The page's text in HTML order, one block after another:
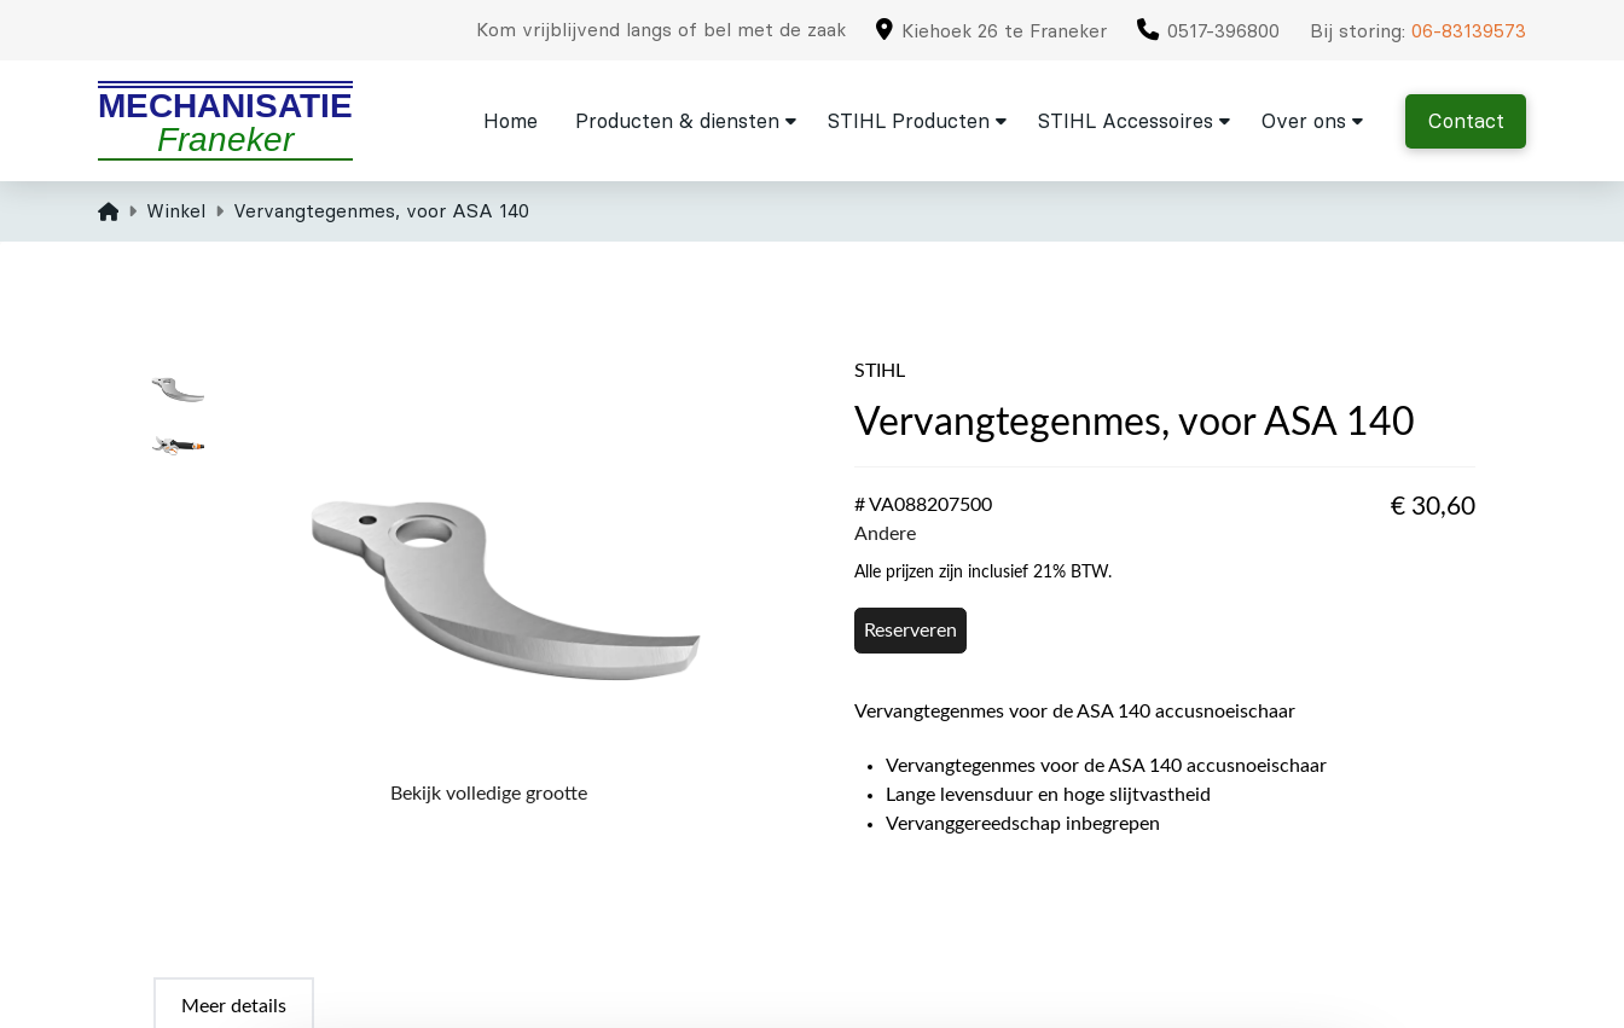
Kom vrijblijvend langs of bel met de zaak Kiehoek 26 te Franeker 0517-396800 Bij storing:06-83139573
MECHANISATIE
Franeker
Home Producten & diensten STIHL Producten STIHL Accessoires Over ons Contact
HomeWinkel Vervangtegenmes, voor ASA 140
Bekijk volledige grootte
STIHL
Vervangtegenmes, voor ASA 140
# VA088207500
Andere
€ 30,60
Alle prijzen zijn inclusief 21% BTW.
Reserveren
Vervangtegenmes voor de ASA 140 accusnoeischaar
Vervangtegenmes voor de ASA 140 accusnoeischaar
Lange levensduur en hoge slijtvastheid
Vervanggereedschap inbegrepen
Meer details